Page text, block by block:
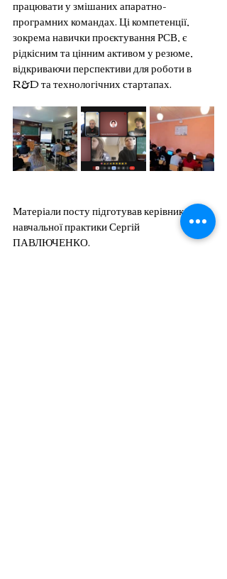
працювати у змішаних апаратно-
програмних командах. Ці компетенції,
зокрема навички проєктування РСВ, є
рідкісним та цінним активом у резюме,
відкриваючи перспективи для роботи в
R&D та технологічних стартапах.
Матеріали посту підготував керівник
навчальної практики Сергій
ПАВЛЮЧЕНКО.